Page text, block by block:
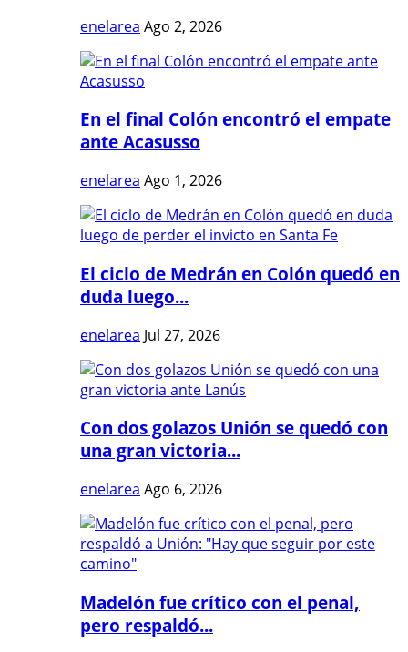
enelarea Ago 2, 2026
En el final Colón encontró el empate
ante Acasusso
enelarea Ago 1, 2026
El ciclo de Medrán en Colón quedó en
duda luego...
enelarea Jul 27, 2026
Con dos golazos Unión se quedó con
una gran victoria...
enelarea Ago 6, 2026
Madelón fue crítico con el penal,
pero respaldó...